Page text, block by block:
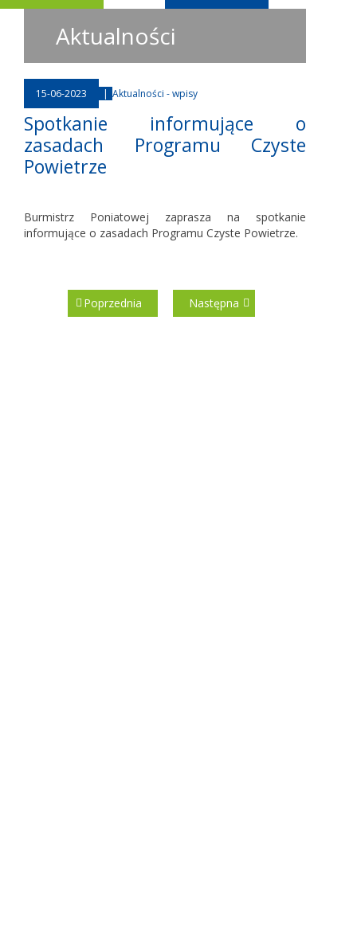
Aktualności
15-06-2023 | Aktualności - wpisy
Spotkanie informujące o
zasadach Programu Czyste
Powietrze
Burmistrz Poniatowej zaprasza na spotkanie
informujące o zasadach Programu Czyste Powietrze.
Poprzednia Następna